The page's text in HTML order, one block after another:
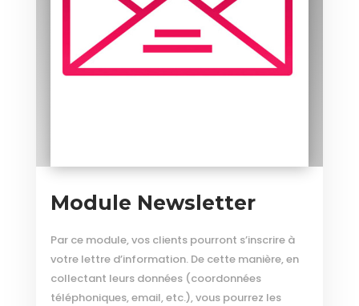
Module Newsletter
Par ce module, vos clients pourront s’inscrire à
votre lettre d’information. De cette manière, en
collectant leurs données (coordonnées
téléphoniques, email, etc.), vous pourrez les